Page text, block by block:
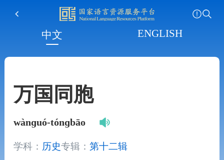
中文 ENGLISH
万国同胞
wànɡuó-tónɡbāo
学科： 历史专辑： 第十二辑